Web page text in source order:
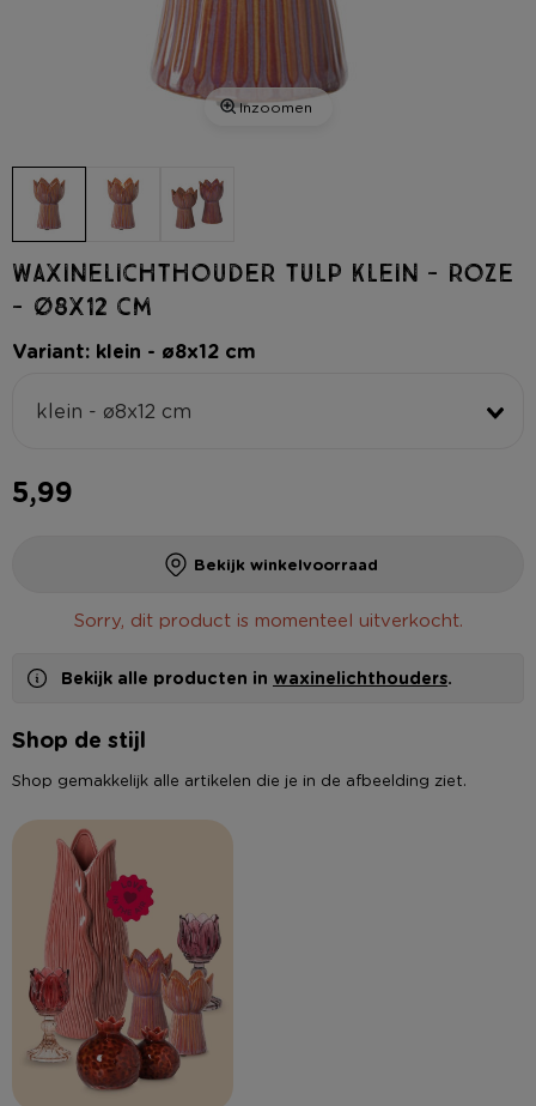
Inzoomen
Waxinelichthouder tulp klein - roze
- ø8x12 cm
Variant: klein - ø8x12 cm
klein - ø8x12 cm
5,99
Bekijk winkelvoorraad
Sorry, dit product is momenteel uitverkocht.
Bekijk alle producten in waxinelichthouders.
Shop de stijl
Shop gemakkelijk alle artikelen die je in de afbeelding ziet.